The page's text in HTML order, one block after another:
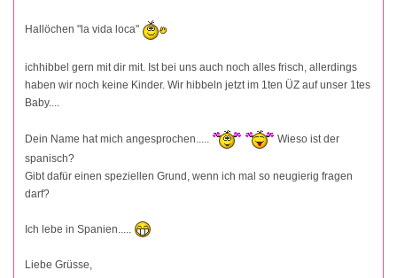
Hallöchen "la vida loca"
ichhibbel gern mit dir mit. Ist bei uns auch noch alles frisch, allerdings
haben wir noch keine Kinder. Wir hibbeln jetzt im 1ten ÜZ auf unser 1tes
Baby....
Dein Name hat mich angesprochen.....
Wieso ist der
spanisch?
Gibt dafür einen speziellen Grund, wenn ich mal so neugierig fragen
darf?
Ich lebe in Spanien.....
Liebe Grüsse,